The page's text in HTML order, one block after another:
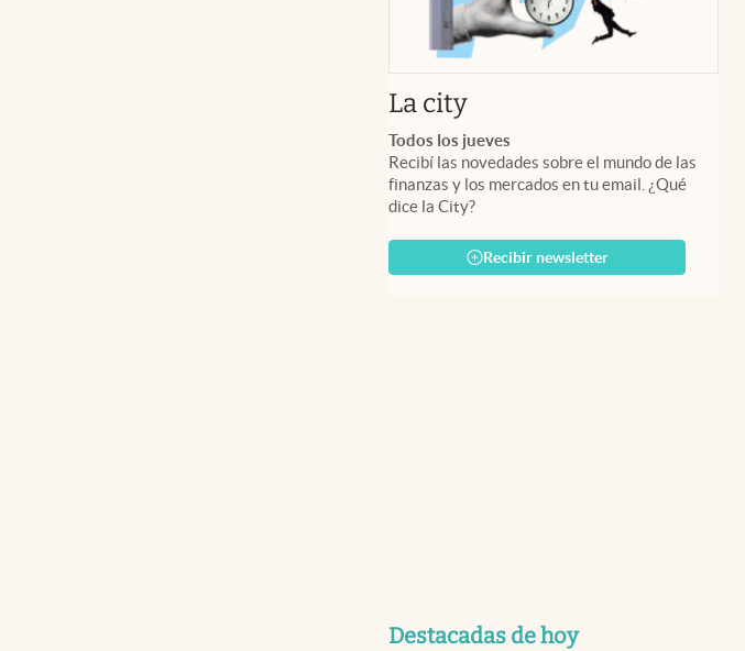
La cityabre en nueva pestaña
Todos los jueves
Recibí las novedades sobre el mundo de las
finanzas y los mercados en tu email. ¿Qué
dice la City?
Recibir newsletter
Destacadas de hoy